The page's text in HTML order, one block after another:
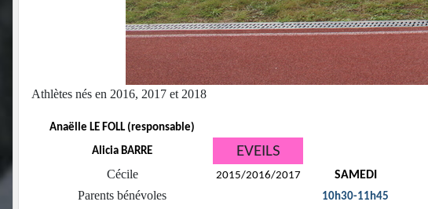
Athlètes nés en 2016, 2017 et 2018
Anaëlle LE FOLL (responsable)
Alicia BARRE
EVEILS
Cécile 2015/2016/2017 SAMEDI
Parents bénévoles 10h30-11h45